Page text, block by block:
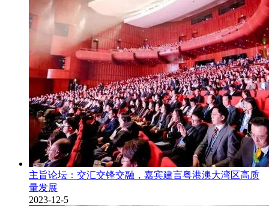
主旨论坛：交汇交锋交融，嘉宾建言粤港澳大湾区高质
量发展
2023-12-5